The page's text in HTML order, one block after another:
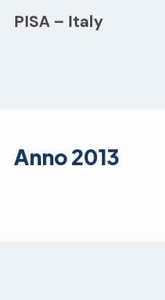
PISA – Italy
Anno 2013